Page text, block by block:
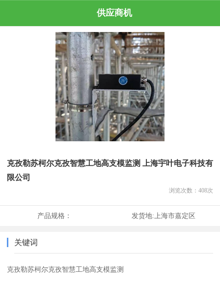
供应商机
克孜勒苏柯尔克孜智慧工地高支模监测 上海宇叶电子科技有
限公司
浏览次数： 408次
产品规格： 发货地:上海市嘉定区
关键词
克孜勒苏柯尔克孜智慧工地高支模监测